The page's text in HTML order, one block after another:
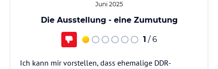
Juni 2025
Die Ausstellung - eine Zumutung
1 / 6
Ich kann mir vorstellen, dass ehemalige DDR-